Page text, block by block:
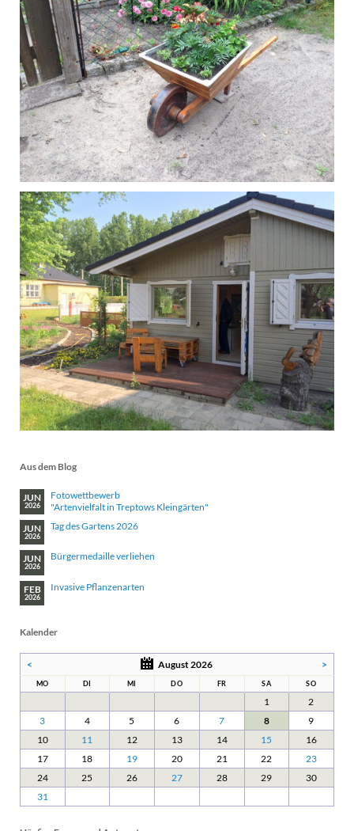
Aus dem Blog
JUN
2026
Fotowettbewerb
"Artenvielfalt in Treptows Kleingärten"
JUN
2026
Tag des Gartens 2026
JUN
2026
Bürgermedaille verliehen
FEB
2026
Invasive Pflanzenarten
Kalender
< August 2026 >
MO DI MI DO FR SA SO
1
2
3
4 5 6 7 8
9
10
11 12 13 14 15
16
17
18 19 20 21 22
23
24
25 26 27 28 29
30
31